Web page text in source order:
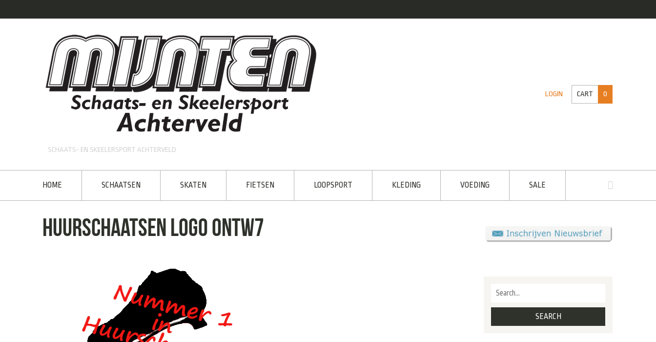
SCHAATS- EN SKEELERSPORT ACHTERVELD
LOGIN CART 0
HOME SCHAATSEN SKATEN FIETSEN LOOPSPORT KLEDING VOEDING SALE
huurschaatsen logo ontw7